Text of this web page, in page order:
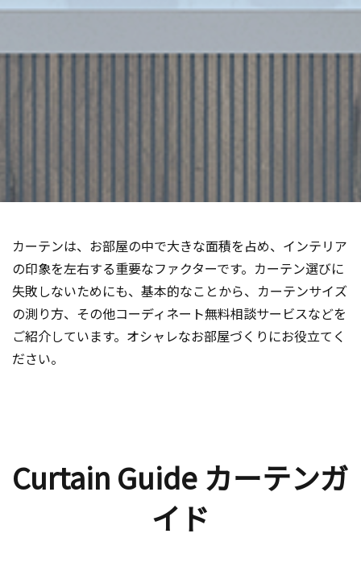
カーテンは、お部屋の中で大きな面積を占め、インテリア
の印象を左右する重要なファクターです。カーテン選びに
失敗しないためにも、基本的なことから、カーテンサイズ
の測り方、その他コーディネート無料相談サービスなどを
ご紹介しています。オシャレなお部屋づくりにお役立てく
ださい。
Curtain Guide カーテンガ
イド